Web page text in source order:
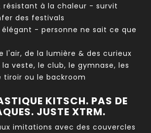
résistant à la chaleur - survit
des festivals
- personne ne sait ce que
l'air, de la lumière & des curieux
veste, le club, le gymnase, les
tiroir ou le backroom
KITSCH. PAS DE
JUSTE XTRM.
imitations avec des couvercles